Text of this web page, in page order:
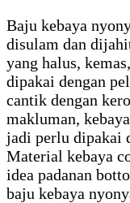
Baju kebaya
disulam dan
yang halus,
dipakai dengan
cantik dengan
makluman,
jadi perlu dipakai
Material kebaya
idea padanan
baju kebaya